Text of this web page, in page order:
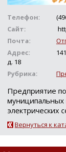
Телефон:
Сайт:
Почта:
Адрес:
д. 18
Рубрика:
Предприятие
муниципальных
электричеcких
Вернуться к